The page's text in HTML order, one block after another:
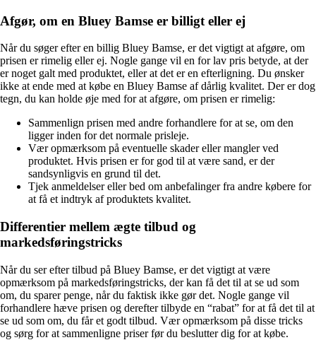
Afgør, om en Bluey Bamse er billigt eller ej
Når du søger efter en billig Bluey Bamse, er det vigtigt at afgøre, om
prisen er rimelig eller ej. Nogle gange vil en for lav pris betyde, at der
er noget galt med produktet, eller at det er en efterligning. Du ønsker
ikke at ende med at købe en Bluey Bamse af dårlig kvalitet. Der er dog
tegn, du kan holde øje med for at afgøre, om prisen er rimelig:
Sammenlign prisen med andre forhandlere for at se, om den
ligger inden for det normale prisleje.
Vær opmærksom på eventuelle skader eller mangler ved
produktet. Hvis prisen er for god til at være sand, er der
sandsynligvis en grund til det.
Tjek anmeldelser eller bed om anbefalinger fra andre købere for
at få et indtryk af produktets kvalitet.
Differentier mellem ægte tilbud og
markedsføringstricks
Når du ser efter tilbud på Bluey Bamse, er det vigtigt at være
opmærksom på markedsføringstricks, der kan få det til at se ud som
om, du sparer penge, når du faktisk ikke gør det. Nogle gange vil
forhandlere hæve prisen og derefter tilbyde en “rabat” for at få det til at
se ud som om, du får et godt tilbud. Vær opmærksom på disse tricks
og sørg for at sammenligne priser før du beslutter dig for at købe.